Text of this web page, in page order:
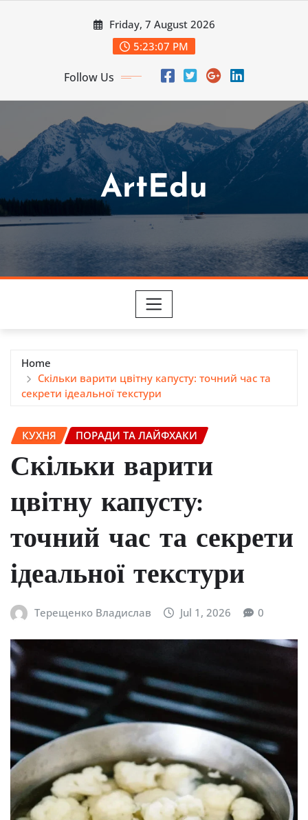
Friday, 7 August 2026
5:23:09 PM
Follow Us
ArtEdu
Home
Скільки варити цвітну капусту: точний час та
секрети ідеальної текстури
КУХНЯ ПОРАДИ ТА ЛАЙФХАКИ
Скільки варити
цвітну капусту:
точний час та секрети
ідеальної текстури
Терещенко Владислав Jul 1, 2026 0